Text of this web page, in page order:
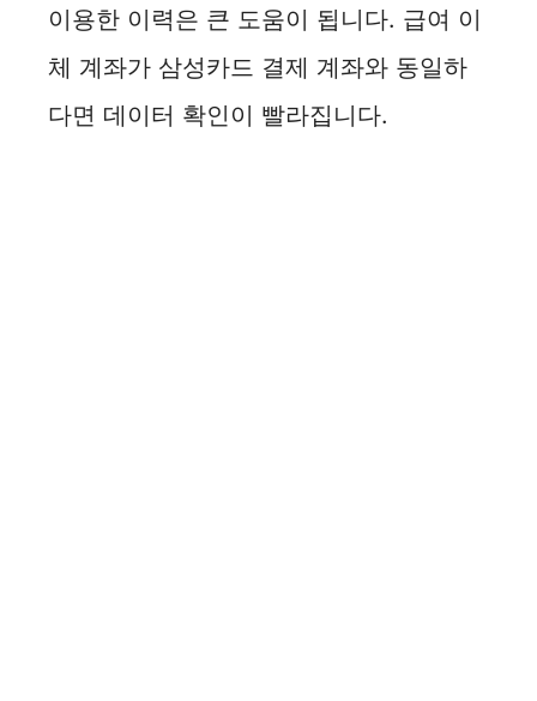
이용한 이력은 큰 도움이 됩니다. 급여 이
체 계좌가 삼성카드 결제 계좌와 동일하
다면 데이터 확인이 빨라집니다.